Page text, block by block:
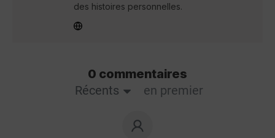
des histoires personnelles.
0 commentaires
Récents
en premier